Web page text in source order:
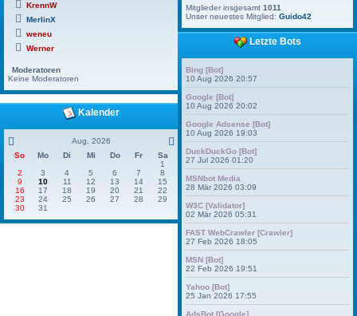
KrennW
MerlinX
weneu
Werner
Moderatoren
Keine Moderatoren
Kalender
Aug. 2026
So
Mo Di Mi Do Fr
Sa
1
2
3 4 5 6 7
8
9
10 11 12 13 14
15
16
17 18 19 20 21
22
23
24 25 26 27 28
29
30
31
Mitglieder insgesamt1011
Unser neuestes Mitglied:Guido42
Letzte Bots
Bing [Bot]
10 Aug 2026 20:57
Google [Bot]
10 Aug 2026 20:02
Google Adsense [Bot]
10 Aug 2026 19:03
DuckDuckGo [Bot]
27 Jul 2026 01:20
MSNbot Media
28 Mär 2026 03:09
W3C [Validator]
02 Mär 2026 05:31
FAST WebCrawler [Crawler]
27 Feb 2026 18:05
MSN [Bot]
22 Feb 2026 19:51
Yahoo [Bot]
25 Jan 2026 17:55
AdsBot [Google]